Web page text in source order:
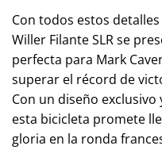
Con todos estos
Willer Filante SLR se
perfecta para Mark
superar el récord de
Con un diseño
esta bicicleta promete
gloria en la ronda